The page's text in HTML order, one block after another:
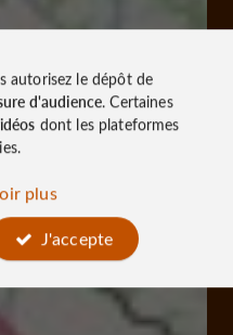
autorisez le dépôt de
d'audience. Certaines
dont les plateformes
plus
J'accepte